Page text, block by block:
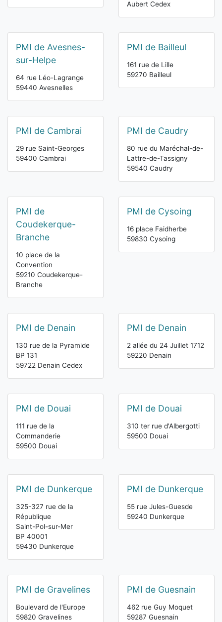
Aubert Cedex
PMI de Avesnes-
sur-Helpe
64 rue Léo-Lagrange
59440 Avesnelles
PMI de Bailleul
161 rue de Lille
59270 Bailleul
PMI de Cambrai
29 rue Saint-Georges
59400 Cambrai
PMI de Caudry
80 rue du Maréchal-de-
Lattre-de-Tassigny
59540 Caudry
PMI de
Coudekerque-
Branche
10 place de la
Convention
59210 Coudekerque-
Branche
PMI de Cysoing
16 place Faidherbe
59830 Cysoing
PMI de Denain
130 rue de la Pyramide
BP 131
59722 Denain Cedex
PMI de Denain
2 allée du 24 Juillet 1712
59220 Denain
PMI de Douai
111 rue de la
Commanderie
59500 Douai
PMI de Douai
310 ter rue d'Albergotti
59500 Douai
PMI de Dunkerque
325-327 rue de la
République
Saint-Pol-sur-Mer
BP 40001
59430 Dunkerque
PMI de Dunkerque
55 rue Jules-Guesde
59240 Dunkerque
PMI de Gravelines
Boulevard de l'Europe
59820 Gravelines
PMI de Guesnain
462 rue Guy Moquet
59287 Guesnain